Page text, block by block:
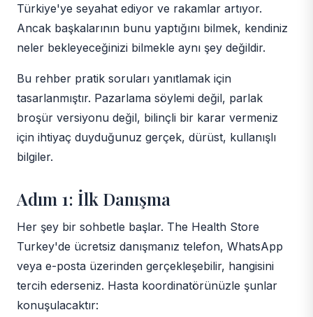
Türkiye'ye seyahat ediyor ve rakamlar artıyor.
Ancak başkalarının bunu yaptığını bilmek, kendiniz
neler bekleyeceğinizi bilmekle aynı şey değildir.
Bu rehber pratik soruları yanıtlamak için
tasarlanmıştır. Pazarlama söylemi değil, parlak
broşür versiyonu değil, bilinçli bir karar vermeniz
için ihtiyaç duyduğunuz gerçek, dürüst, kullanışlı
bilgiler.
Adım 1: İlk Danışma
Her şey bir sohbetle başlar. The Health Store
Turkey'de ücretsiz danışmanız telefon, WhatsApp
veya e-posta üzerinden gerçekleşebilir, hangisini
tercih ederseniz. Hasta koordinatörünüzle şunlar
konuşulacaktır: